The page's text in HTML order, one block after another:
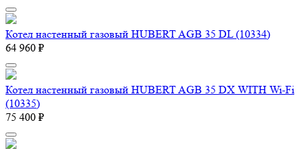
Котел настенный газовый HUBERT AGB 35 DL (10334)
64 960 ₽
Котел настенный газовый HUBERT AGB 35 DX WITH Wi-Fi
(10335)
75 400 ₽